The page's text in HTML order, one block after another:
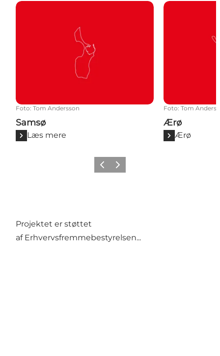
Samsø
Foto: Tom Andersson
Samsø
Læs mere
Ærø
Foto: Tom
Ærø
Ærø
Forrige billede
Næste billede
Projektet er støttet
af Erhvervsfremmebestyrelsen...